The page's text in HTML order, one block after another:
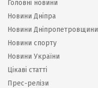
Головні новини
Новини Дніпра
Новини Дніпропетровщини
Новини спорту
Новини України
Цікаві статті
Прес-релізи